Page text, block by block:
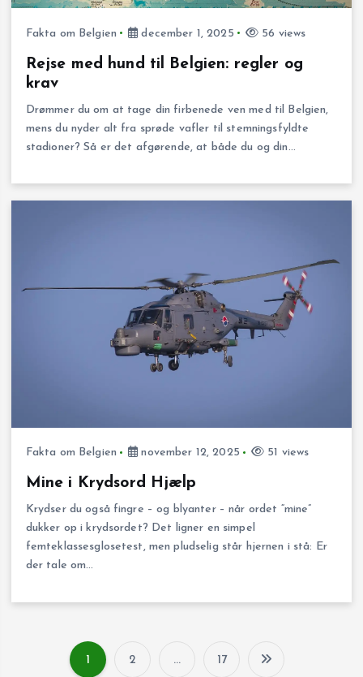
Fakta om Belgien december 1, 2025 56 views
Rejse med hund til Belgien: regler og
krav
Drømmer du om at tage din firbenede ven med til Belgien,
mens du nyder alt fra sprøde vafler til stemningsfyldte
stadioner? Så er det afgørende, at både du og din…
Fakta om Belgien november 12, 2025 51 views
Mine i Krydsord Hjælp
Krydser du også fingre – og blyanter – når ordet “mine”
dukker op i krydsordet? Det ligner en simpel
femteklassesglosetest, men pludselig står hjernen i stå: Er
der tale om…
1 2 … 17